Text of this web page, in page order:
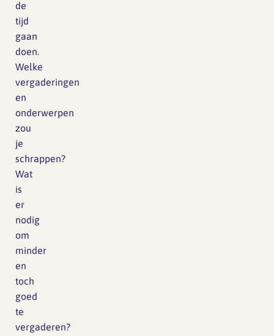
de
tijd
gaan
doen.
Welke
vergaderingen
en
onderwerpen
zou
je
schrappen?
Wat
is
er
nodig
om
minder
en
toch
goed
te
vergaderen?